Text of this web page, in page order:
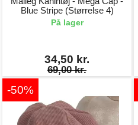
Blue Stripe (Størrelse 4)
På lager
34,50 kr.
69,00 kr.
-50%